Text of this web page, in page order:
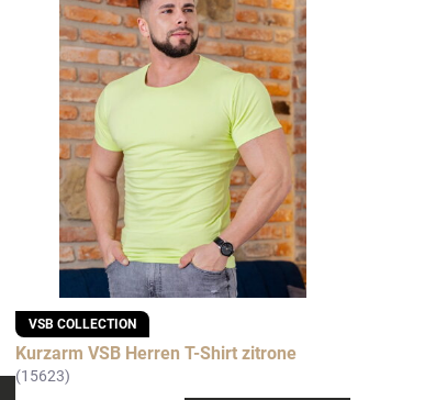
VSB COLLECTION
Kurzarm VSB Herren T-Shirt zitrone
(15623)